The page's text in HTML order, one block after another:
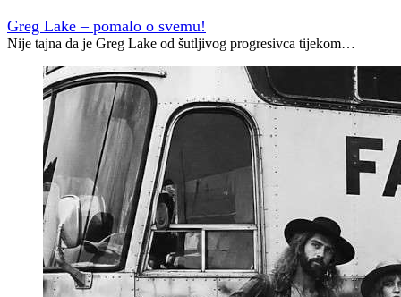
Greg Lake – pomalo o svemu!
Nije tajna da je Greg Lake od šutljivog progresivca tijekom…